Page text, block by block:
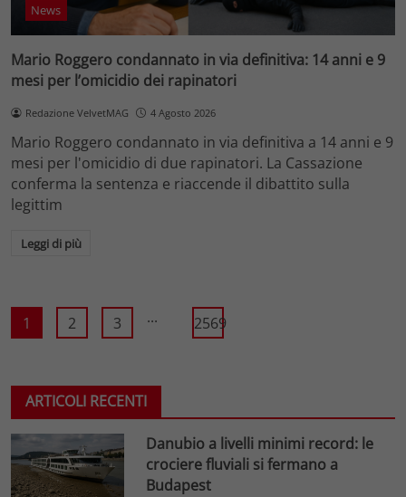
News
Mario Roggero condannato in via definitiva: 14 anni e 9
mesi per l’omicidio dei rapinatori
Redazione VelvetMAG 4 Agosto 2026
Mario Roggero condannato in via definitiva a 14 anni e 9
mesi per l'omicidio di due rapinatori. La Cassazione
conferma la sentenza e riaccende il dibattito sulla
legittim
Leggi di più
1 2 3 ... 2569
ARTICOLI RECENTI
Danubio a livelli minimi record: le
crociere fluviali si fermano a
Budapest